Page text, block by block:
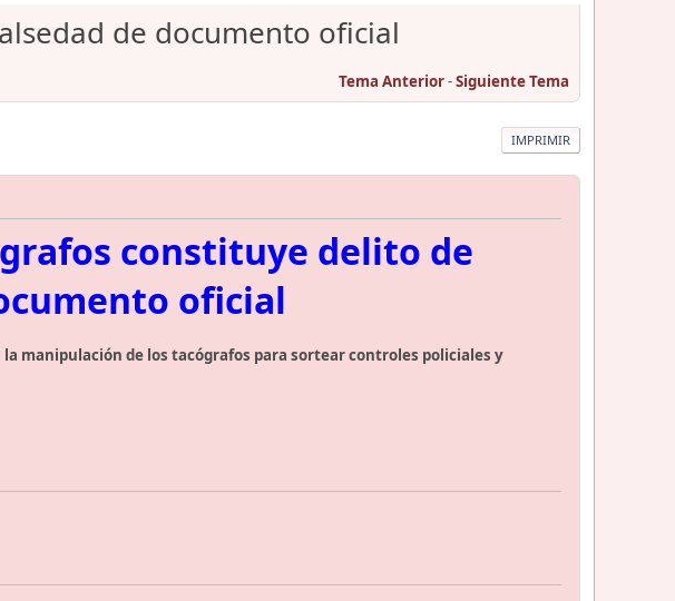
de documento oficial
Tema Anterior-Siguiente Tema
IMPRIMIR
constituye delito de
oficial
manipulación de los tacógrafos para sortear controles policiales y